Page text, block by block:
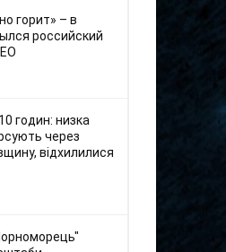
горит» – в
российский
годин: низка
через
відхилилися